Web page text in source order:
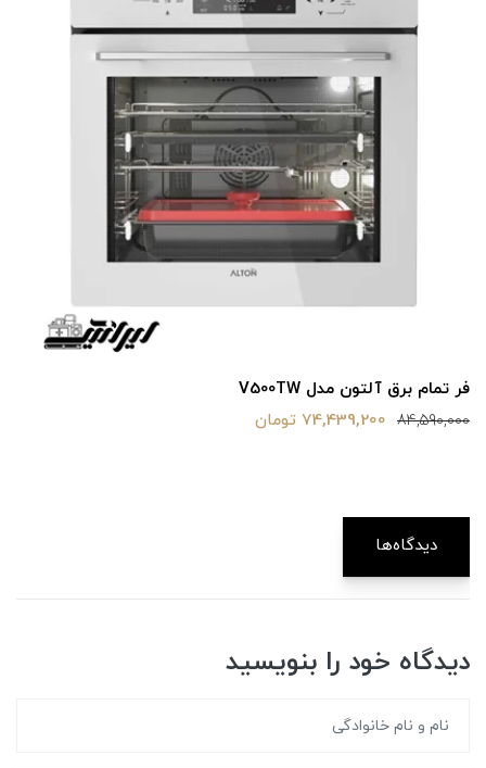
فر تمام برق آلتون مدل V500TW
84,590,000 74,439,200 تومان
دیدگاه‌ها
دیدگاه خود را بنویسید